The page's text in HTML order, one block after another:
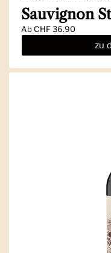
Sauvignon
AbCHF 36.90
zu